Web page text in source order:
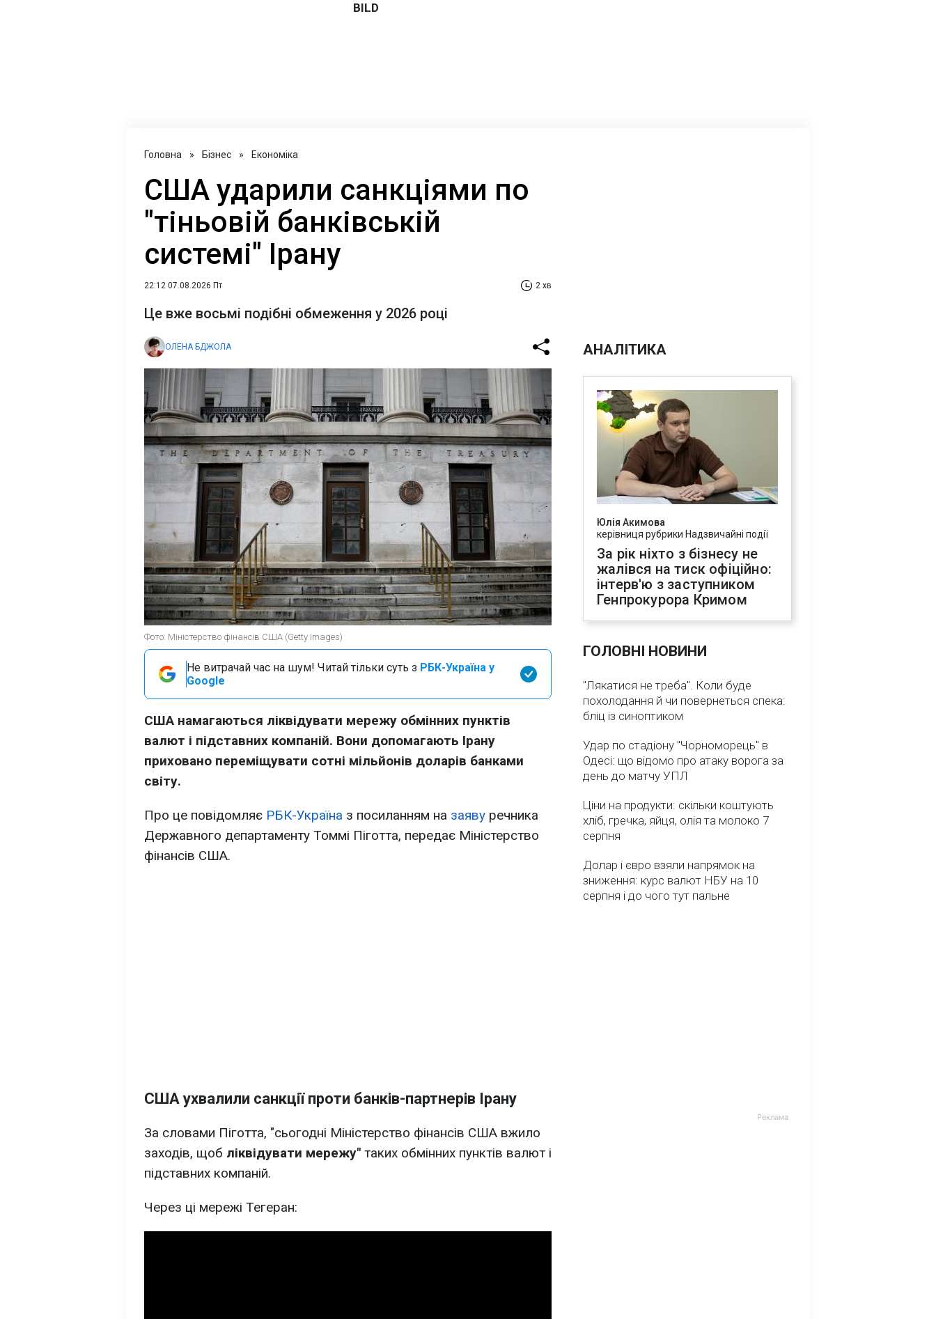
Головна » Бізнес » Економіка
США ударили санкціями по
"тіньовій банківській
системі" Ірану
22:12 07.08.2026 Пт 2 хв
Це вже восьмі подібні обмеження у 2026 році
ОЛЕНА БДЖОЛА
Фото: Міністерство фінансів СШA (Getty Images)
Не витрачай час на шум! Читай тільки суть з РБК-Україна у
Google
США намагаються ліквідувати мережу обмінних пунктів
валют і підставних компаній. Вони допомагають Ірану
приховано переміщувати сотні мільйонів доларів банками
світу.
Про це повідомляє РБК-Україна з посиланням на заяву речника
Державного департаменту Томмі Піготта, передає Міністерство
фінансів США.
США ухвалили санкції проти банків-партнерів Ірану
За словами Піготта, "сьогодні Міністерство фінансів США вжило
заходів, щоб ліквідувати мережу" таких обмінних пунктів валют і
підставних компаній.
Через ці мережі Тегеран:
АНАЛІТИКА
Юлія Акимова
керівниця рубрики Надзвичайні події
За рік ніхто з бізнесу не
жалівся на тиск офіційно:
інтерв'ю з заступником
Генпрокурора Кримом
ГОЛОВНІ НОВИНИ
"Лякатися не треба". Коли буде
похолодання й чи повернеться спека:
бліц із синоптиком
Удар по стадіону "Чорноморець" в
Одесі: що відомо про атаку ворога за
день до матчу УПЛ
Ціни на продукти: скільки коштують
хліб, гречка, яйця, олія та молоко 7
серпня
Долар і євро взяли напрямок на
зниження: курс валют НБУ на 10
серпня і до чого тут пальне